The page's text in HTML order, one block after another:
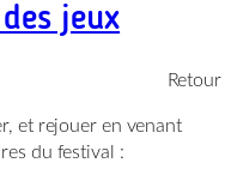
jeux
Retour
et rejouer en venant
du festival :